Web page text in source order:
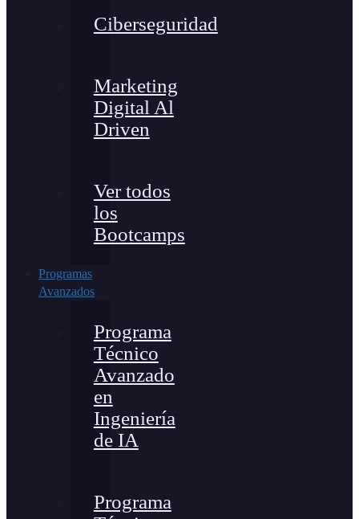
Ciberseguridad
Marketing
Digital Al
Driven
Ver todos
los
Bootcamps
Programas
Avanzados
Programa
Técnico
Avanzado
en
Ingeniería
de IA
Programa